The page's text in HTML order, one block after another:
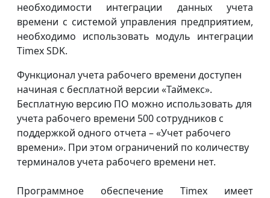
необходимости интеграции данных учета
времени с системой управления предприятием,
необходимо использовать модуль интеграции
Timex SDK.
Функционал учета рабочего времени доступен
начиная с бесплатной версии «Таймекс».
Бесплатную версию ПО можно использовать для
учета рабочего времени 500 сотрудников с
поддержкой одного отчета – «Учет рабочего
времени». При этом ограничений по количеству
терминалов учета рабочего времени нет.
Программное обеспечение Timex имеет